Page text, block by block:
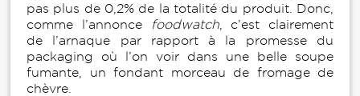
pas plus de 0,2% de la totalité du produit. Donc,
comme l’annonce
foodwatch, c’est clairement
de l’arnaque par rapport à la promesse du
packaging où l’on voir dans une belle soupe
fumante, un fondant morceau de fromage de
chèvre.